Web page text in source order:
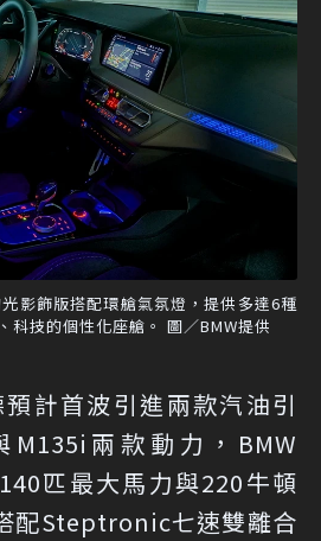
影飾版搭配環艙氣氛燈，提供多達6種
科技的個性化座艙。 圖／BMW提供
計首波引進兩款汽油引
兩款動力，BMW
匹最大馬力與220牛頓
配Steptronic七速雙離合